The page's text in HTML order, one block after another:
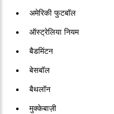
अमेरिकी फुटबॉल
ऑस्ट्रेलिया नियम
बैडमिंटन
बेसबॉल
बैथलॉन
मुक्केबाज़ी